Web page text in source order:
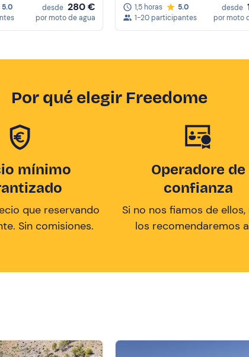
5.0
desde 280 €
por moto de agua
1,5 horas
5.0
1-20 participantes
desde
por moto
Por qué elegir Freedome
mínimo
que reservando
Sin comisiones.
Operadore de
confianza
Si no nos fiamos de
los recomendaremos